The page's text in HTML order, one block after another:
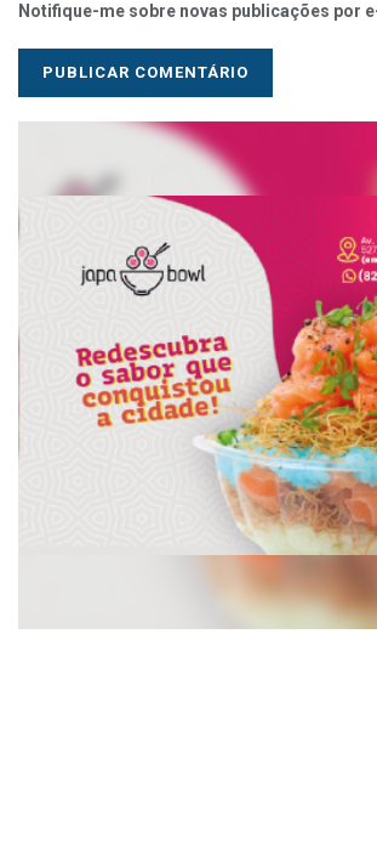
Notifique-me sobre novas publicações por